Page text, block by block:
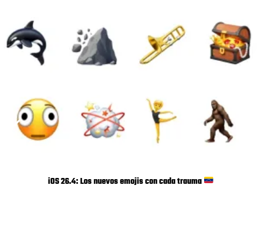
iOS 26.4: Los nuevos emojis con cada trauma